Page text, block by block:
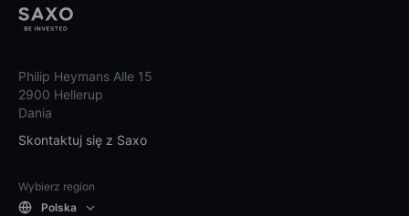
Philip Heymans Alle 15
2900 Hellerup
Dania
Skontaktuj się z Saxo
Wybierz region
Polska